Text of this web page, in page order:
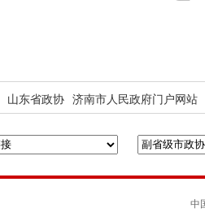
山东省政协 济南市人民政府门户网站
中